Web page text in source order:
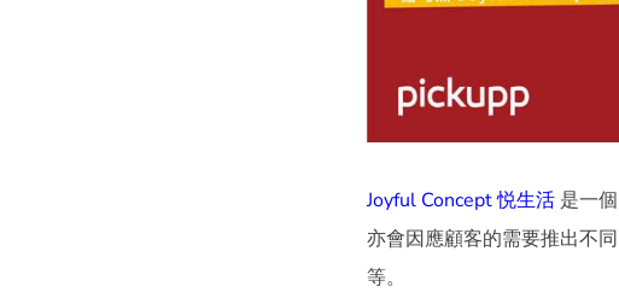
Joyful Concept 悦生活 是一
亦會因應顧客的需要推出不
等。